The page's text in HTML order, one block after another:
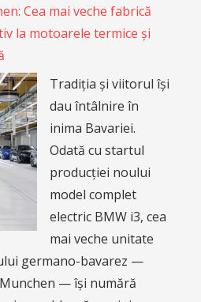
Cea mai veche fabrică
la motoarele termice și
Tradiția și viitorul își
dau întâlnire în
inima Bavariei.
Odată cu startul
producției noului
model complet
electric BMW i3, cea
mai veche unitate
germano-bavarez —
— își numără